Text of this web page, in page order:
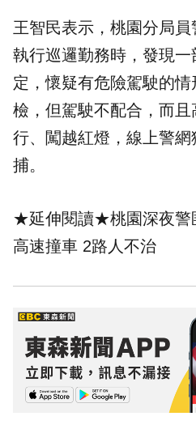
王智民表示，桃園分局
執行巡邏勤務時，發現
定，懷疑有危險駕駛的
檢，但駕駛不配合，而
行、闖越紅燈，線上警
捕。
★延伸閱讀★桃園深夜警
高速撞車 2路人不治